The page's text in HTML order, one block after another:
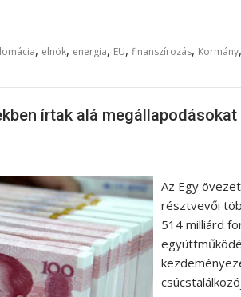
, elnök, energia, EU, finanszírozás, Kormány,
írtak alá
Az Egy
résztvevői
514 milliárd